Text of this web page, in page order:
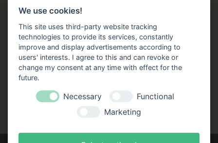
Büchergilde online
Stellenangebote
Folgen Sie uns!
FacebookInstagramYouTubeTikTok
Zustellung durch:
We use cookies!
This site uses third-party website tracking
technologies to provide its services, constantly
improve and display advertisements according to
users' interests. I agree to this and can revoke or
change my consent at any time with effect for the
future.
Necessary
Functional
Marketing